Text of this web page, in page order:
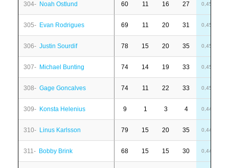
304- Noah Ostlund 60 11 16 27 0,45
305- Evan Rodrigues 69 11 20 31 0,45
306- Justin Sourdif 78 15 20 35 0,45
307- Michael Bunting 74 14 19 33 0,45
308- Gage Goncalves 74 11 22 33 0,45
309- Konsta Helenius 9 1 3 4 0,44
310- Linus Karlsson 79 15 20 35 0,44
311- Bobby Brink 68 15 15 30 0,44